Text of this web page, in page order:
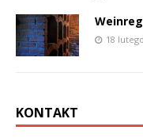
18
KONTAKT